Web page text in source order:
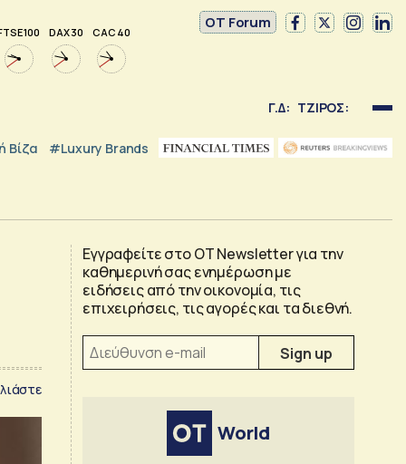
100 DAX 30 CAC 40
OT Forum
Γ.Δ: ΤΖΙΡΟΣ:
Βίζα #luxury Brands
Εγγραφείτε στο OT Newsletter για την
καθημερινή σας ενημέρωση με
ειδήσεις από την οικονομία, τις
επιχειρήσεις, τις αγορές και τα διεθνή.
World